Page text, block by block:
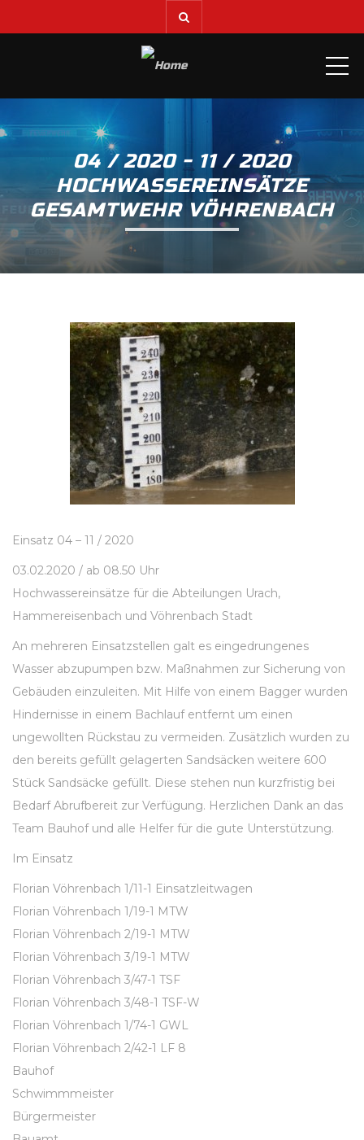
04 / 2020 - 11 / 2020
HOCHWASSEREINSÄTZE
GESAMTWEHR VÖHRENBACH
Einsatz 04 – 11 / 2020
03.02.2020 / ab 08.50 Uhr
Hochwassereinsätze für die Abteilungen Urach,
Hammereisenbach und Vöhrenbach Stadt
An mehreren Einsatzstellen galt es eingedrungenes
Wasser abzupumpen bzw. Maßnahmen zur Sicherung von
Gebäuden einzuleiten. Mit Hilfe von einem Bagger wurden
Hindernisse in einem Bachlauf entfernt um einen
ungewollten Rückstau zu vermeiden. Zusätzlich wurden zu
den bereits gefüllt gelagerten Sandsäcken weitere 600
Stück Sandsäcke gefüllt. Diese stehen nun kurzfristig bei
Bedarf Abrufbereit zur Verfügung. Herzlichen Dank an das
Team Bauhof und alle Helfer für die gute Unterstützung.
Im Einsatz
Florian Vöhrenbach 1/11-1 Einsatzleitwagen
Florian Vöhrenbach 1/19-1 MTW
Florian Vöhrenbach 2/19-1 MTW
Florian Vöhrenbach 3/19-1 MTW
Florian Vöhrenbach 3/47-1 TSF
Florian Vöhrenbach 3/48-1 TSF-W
Florian Vöhrenbach 1/74-1 GWL
Florian Vöhrenbach 2/42-1 LF 8
Bauhof
Schwimmmeister
Bürgermeister